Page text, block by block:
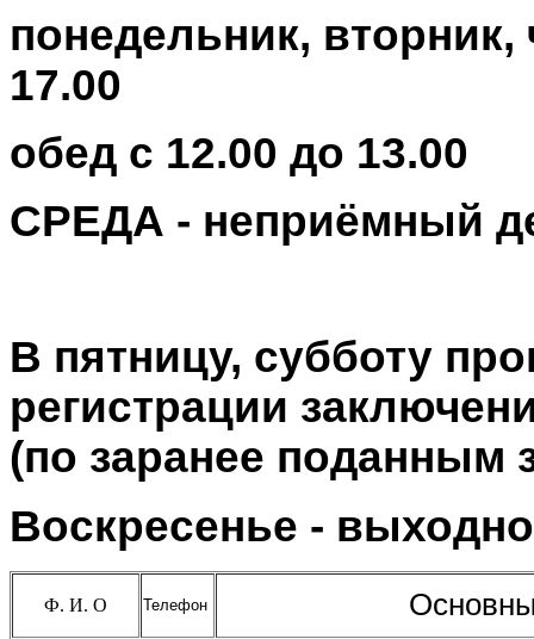
понедельник,
17.00
обед с 12.00 до 13.00
СРЕДА - неприёмный
В пятницу, субботу
регистрации
(по заранее поданным
Воскресенье -
Ф. И. О Телефон Основные